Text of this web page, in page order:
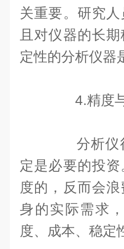
关重要。研究
且对仪器的长
定性的分析仪器
4.精度与
分析仪往
定是必要的投
度的，反而会
身的实际需求
度、成本、稳定